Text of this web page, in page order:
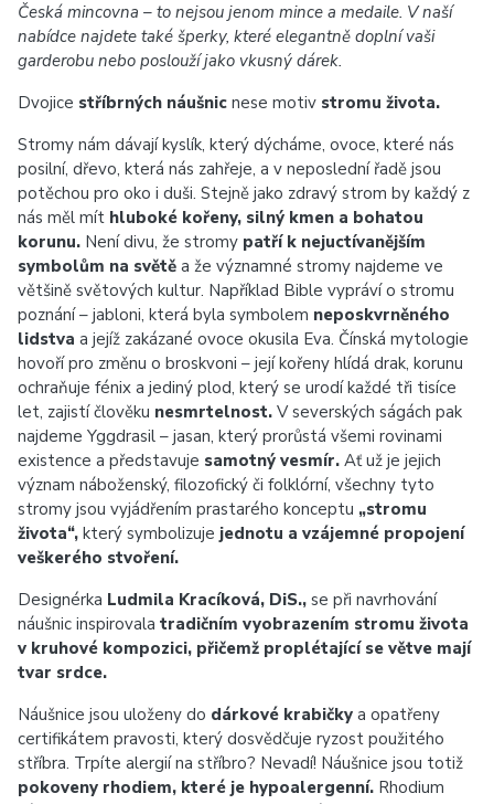
Česká mincovna – to nejsou jenom mince a medaile. V naší
nabídce najdete také šperky, které elegantně doplní vaši
garderobu nebo poslouží jako vkusný dárek.
Dvojice stříbrných náušnic nese motiv stromu života.
Stromy nám dávají kyslík, který dýcháme, ovoce, které nás
posilní, dřevo, která nás zahřeje, a v neposlední řadě jsou
potěchou pro oko i duši. Stejně jako zdravý strom by každý z
nás měl mít hluboké kořeny, silný kmen a bohatou
korunu. Není divu, že stromy patří k nejuctívanějším
symbolům na světě a že významné stromy najdeme ve
většině světových kultur. Například Bible vypráví o stromu
poznání – jabloni, která byla symbolem neposkvrněného
lidstva a jejíž zakázané ovoce okusila Eva. Čínská mytologie
hovoří pro změnu o broskvoni – její kořeny hlídá drak, korunu
ochraňuje fénix a jediný plod, který se urodí každé tři tisíce
let, zajistí člověku nesmrtelnost. V severských ságách pak
najdeme Yggdrasil – jasan, který prorůstá všemi rovinami
existence a představuje samotný vesmír. Ať už je jejich
význam náboženský, filozofický či folklórní, všechny tyto
stromy jsou vyjádřením prastarého konceptu „stromu
života“, který symbolizuje jednotu a vzájemné propojení
veškerého stvoření.
Designérka Ludmila Kracíková, DiS., se při navrhování
náušnic inspirovala tradičním vyobrazením stromu života
v kruhové kompozici, přičemž proplétající se větve mají
tvar srdce.
Náušnice jsou uloženy do dárkové krabičky a opatřeny
certifikátem pravosti, který dosvědčuje ryzost použitého
stříbra. Trpíte alergií na stříbro? Nevadí! Náušnice jsou totiž
pokoveny rhodiem, které je hypoalergenní. Rhodium